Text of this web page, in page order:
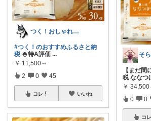
つく！おしゃれな商品や便利な商品をお届け
#つく！のおすすめふるさと納
税🍚特A評価 ...
￥ 11,500～
2 0 45
コレ いいね
【まだ間
税 ななつ
￥ 34,500
0 0
コレ